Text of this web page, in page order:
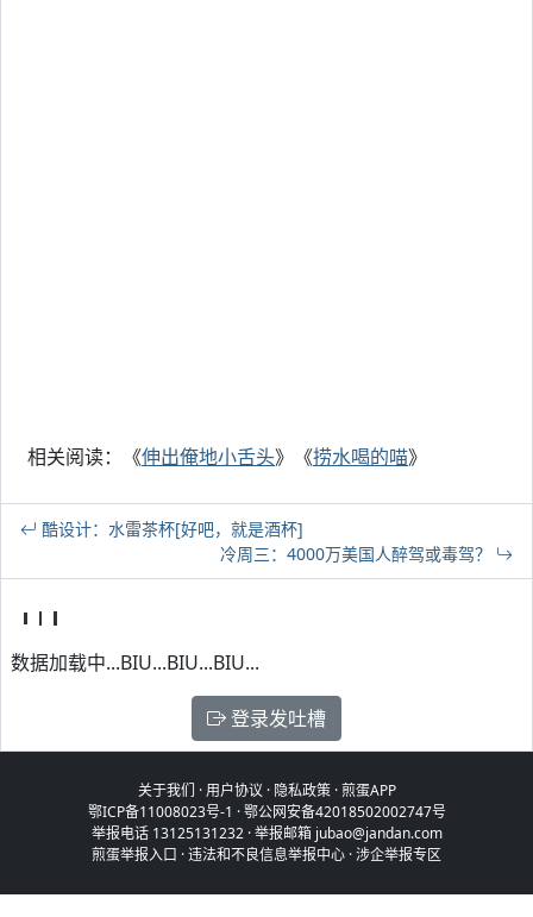
相关阅读：《伸出俺地小舌头》《捞水喝的喵》
酷设计：水雷茶杯[好吧，就是酒杯]
冷周三：4000万美国人醉驾或毒驾？
数据加载中...BIU...BIU...BIU...
登录发吐槽
关于我们 ·用户协议 · 隐私政策·煎蛋APP
鄂ICP备11008023号-1 ·鄂公网安备42018502002747号
举报电话 13125131232 · 举报邮箱 jubao@jandan.com
煎蛋举报入口 ·违法和不良信息举报中心 ·涉企举报专区